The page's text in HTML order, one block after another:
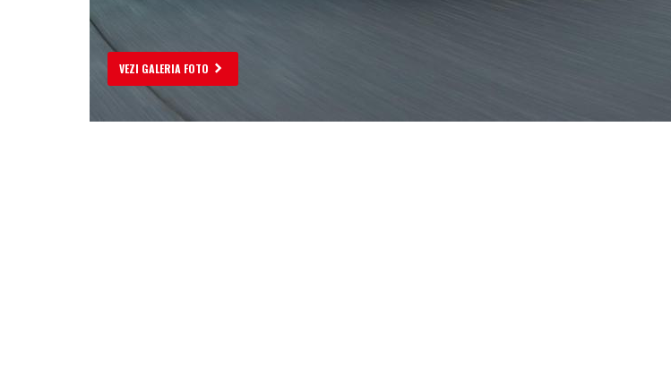
VEZI GALERIA FOTO